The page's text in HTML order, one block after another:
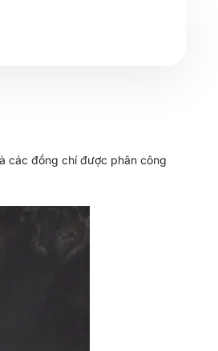
các đồng chí được phân công